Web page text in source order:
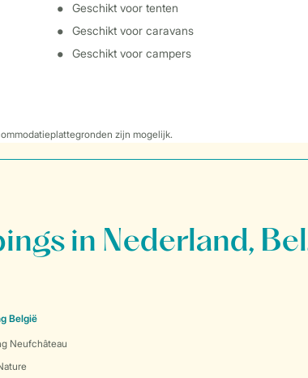
Geschikt voor tenten
Geschikt voor caravans
Geschikt voor campers
zijn mogelijk.
in Nederland,
België
Neufchâteau